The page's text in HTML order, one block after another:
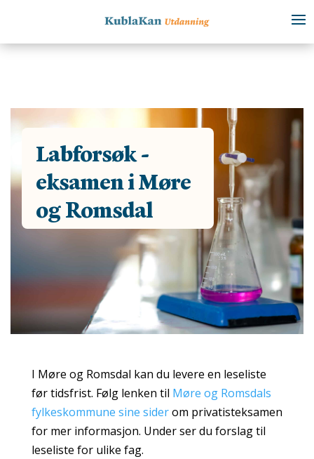
Labforsøk -
eksamen i Møre
og Romsdal
I Møre og Romsdal kan du levere en leseliste
før tidsfrist. Følg lenken til Møre og Romsdals
fylkeskommune sine siderom privatisteksamen
for mer informasjon. Under ser du forslag til
leseliste for ulike fag.